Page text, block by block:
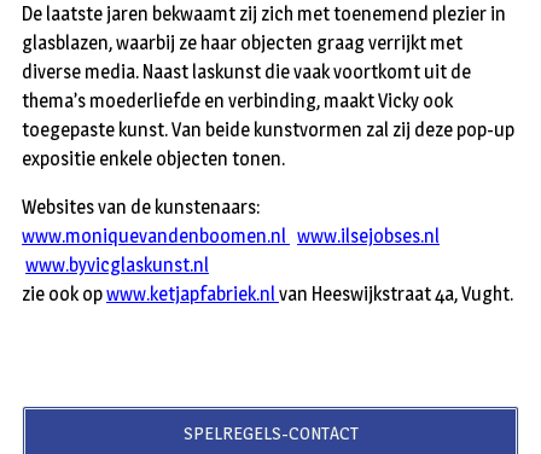
De laatste jaren bekwaamt zij zich met toenemend plezier in
glasblazen, waarbij ze haar objecten graag verrijkt met
diverse media. Naast laskunst die vaak voortkomt uit de
thema’s moederliefde en verbinding, maakt Vicky ook
toegepaste kunst. Van beide kunstvormen zal zij deze pop-up
expositie enkele objecten tonen.
Websites van de kunstenaars:
www.moniquevandenboomen.nl www.ilsejobses.nl
www.byvicglaskunst.nl
zie ook opwww.ketjapfabriek.nl van Heeswijkstraat 4a, Vught.
SPELREGELS-CONTACT